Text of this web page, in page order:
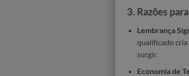
3. Razões
Lembrança
qualificado
surgir.
Economia de